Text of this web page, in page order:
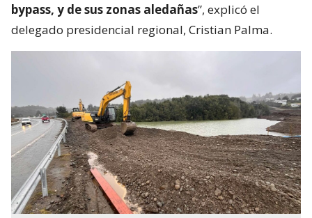
bypass, y de sus zonas aledañas”, explicó el
delegado presidencial regional, Cristian Palma.